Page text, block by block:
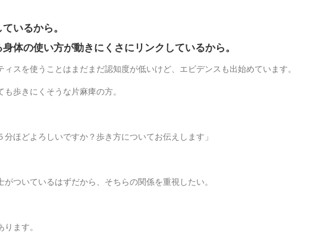
いるから。
体の使い方が動きにくさにリンクしているから。
スを使うことはまだまだ認知度が低いけど、エビデンスも出始めています。
歩きにくそうな片麻痺の方。
分ほどよろしいですか？歩き方についてお伝えします」
ついているはずだから、そちらの関係を重視したい。
ます。